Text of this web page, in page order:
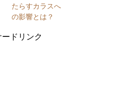
たらすカラスへ
の影響とは？
ドリンク